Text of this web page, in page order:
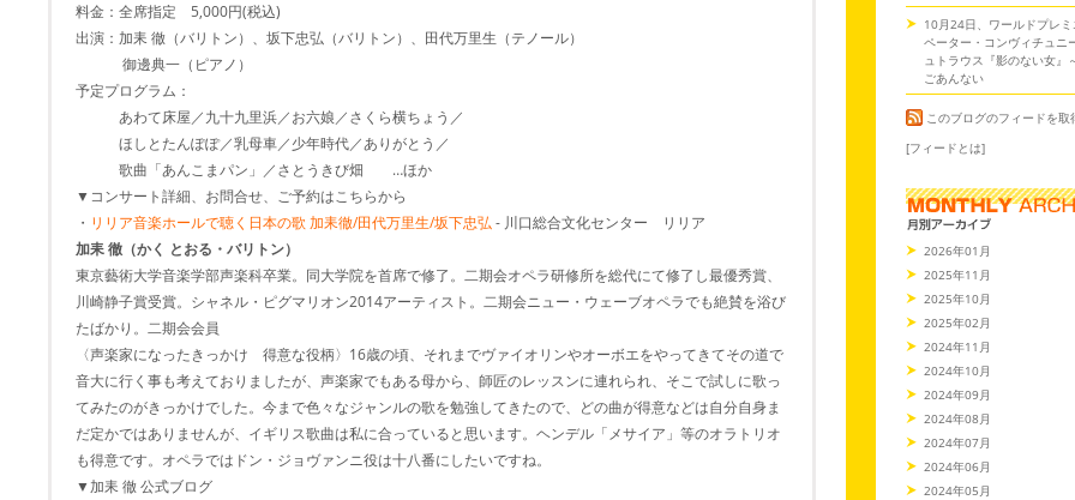
料金：全席指定 5,000円(税込)
出演：加耒 徹（バリトン）、坂下忠弘（バリトン）、田代万里生（テノール）
御邊典一（ピアノ）
予定プログラム：
あわて床屋／九十九里浜／お六娘／さくら横ちょう／
ほしとたんぽぽ／乳母車／少年時代／ありがとう／
歌曲「あんこまパン」／さとうきび畑 …ほか
▼コンサート詳細、お問合せ、ご予約はこちらから
・ リリア音楽ホールで聴く日本の歌 加耒徹/田代万里生/坂下忠弘- 川口総合文化センター リリア
加耒 徹（かく とおる・バリトン）
東京藝術大学音楽学部声楽科卒業。同大学院を首席で修了。二期会オペラ研修所を総代にて修了し最優秀賞、
川崎静子賞受賞。シャネル・ピグマリオン2014アーティスト。二期会ニュー・ウェーブオペラでも絶賛を浴び
たばかり。二期会会員
〈声楽家になったきっかけ 得意な役柄〉16歳の頃、それまでヴァイオリンやオーボエをやってきてその道で
音大に行く事も考えておりましたが、声楽家でもある母から、師匠のレッスンに連れられ、そこで試しに歌っ
てみたのがきっかけでした。今まで色々なジャンルの歌を勉強してきたので、どの曲が得意などは自分自身ま
だ定かではありませんが、イギリス歌曲は私に合っていると思います。ヘンデル「メサイア」等のオラトリオ
も得意です。オペラではドン・ジョヴァンニ役は十八番にしたいですね。
▼加耒 徹 公式ブログ
10月24日、ワールドプレ
ペーター・コンヴィチュニ
ュトラウス『影のない女』
ごあんない
このブログのフィードを取
[フィードとは]
2026年01月
2025年11月
2025年10月
2025年02月
2024年11月
2024年10月
2024年09月
2024年08月
2024年07月
2024年06月
2024年05月